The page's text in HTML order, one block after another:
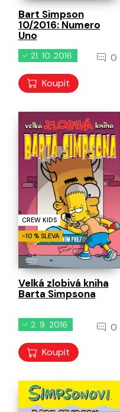
Bart Simpson
10/2016: Numero
Uno
21. 10. 2016 0
Koupit
CREW KIDS
-10 % SLEVA
Velká zlobivá kniha
Barta Simpsona
2. 9. 2016 0
Koupit